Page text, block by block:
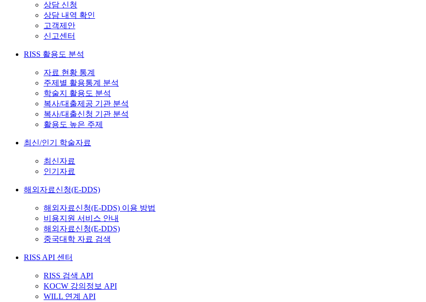
상담 신청
상담 내역 확인
고객제안
신고센터
RISS 활용도 분석
자료 현황 통계
주제별 활용통계 분석
학술지 활용도 분석
복사/대출제공 기관 분석
복사/대출신청 기관 분석
활용도 높은 주제
최신/인기 학술자료
최신자료
인기자료
해외자료신청(E-DDS)
해외자료신청(E-DDS) 이용 방법
비용지원 서비스 안내
해외자료신청(E-DDS)
중국대학 자료 검색
RISS API 센터
RISS 검색 API
KOCW 강의정보 API
WILL 연계 API